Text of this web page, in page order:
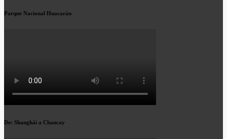
Parque Nacional Huacarán
De: Shanghái a Chancay